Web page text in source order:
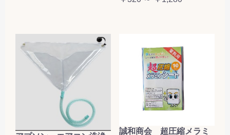
誠和商会 超圧縮メラミ